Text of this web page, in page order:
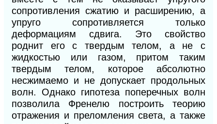
сопротивления сжатию и расширению, а
упруго сопротивляется только
деформациям сдвига. Это свойство
роднит его с твердым телом, а не с
жидкостью или газом, притом таким
твердым телом, которое абсолютно
несжимаемо и не допускает продольных
волн. Однако гипотеза поперечных волн
позволила Френелю построить теорию
отражения и преломления света, а также